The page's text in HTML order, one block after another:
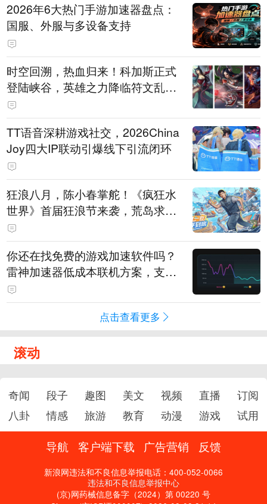
2026年6大热门手游加速器盘点：
国服、外服与多设备支持
时空回溯，热血归来！科加斯正式
登陆峡谷，英雄之力降临符文乱
斗！
TT语音深耕游戏社交，2026China
Joy四大IP联动引爆线下引流闭环
狂浪八月，陈小春掌舵！《疯狂水
世界》首届狂浪节来袭，荒岛求生
直播即将开启
你还在找免费的游戏加速软件吗？
雷神加速器低成本联机方案，支持
免费试用
点击查看更多
滚动
奇闻 段子 趣图 美文 视频 直播
订阅
八卦
情感 旅游 教育 动漫 游戏 试用
导航 客户端下载 广告营销 反馈
新浪网违法和不良信息举报电话：400-052-0066
违法和不良信息举报中心
(京)网药械信息备字（2024）第 00220 号